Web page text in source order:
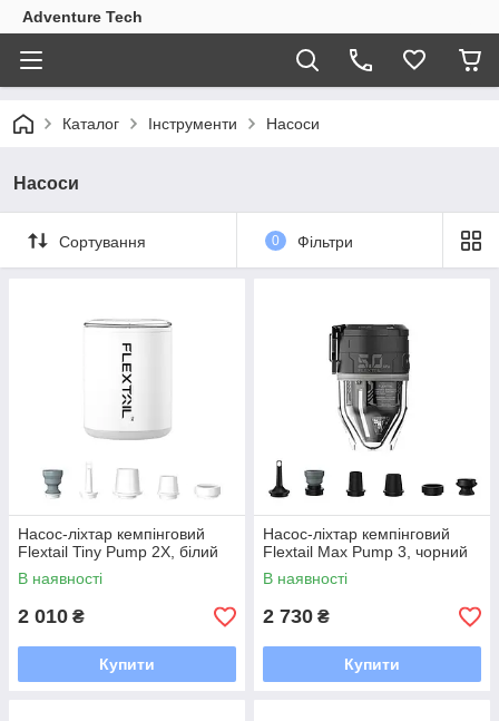
Adventure Tech
Каталог Інструменти Насоси
Насоси
Сортування 0 Фільтри
Насос-ліхтар кемпінговий
Flextail Tiny Pump 2X, білий
В наявності
2 010 ₴
Купити
Насос-ліхтар кемпінговий
Flextail Max Pump 3, чорний
В наявності
2 730 ₴
Купити